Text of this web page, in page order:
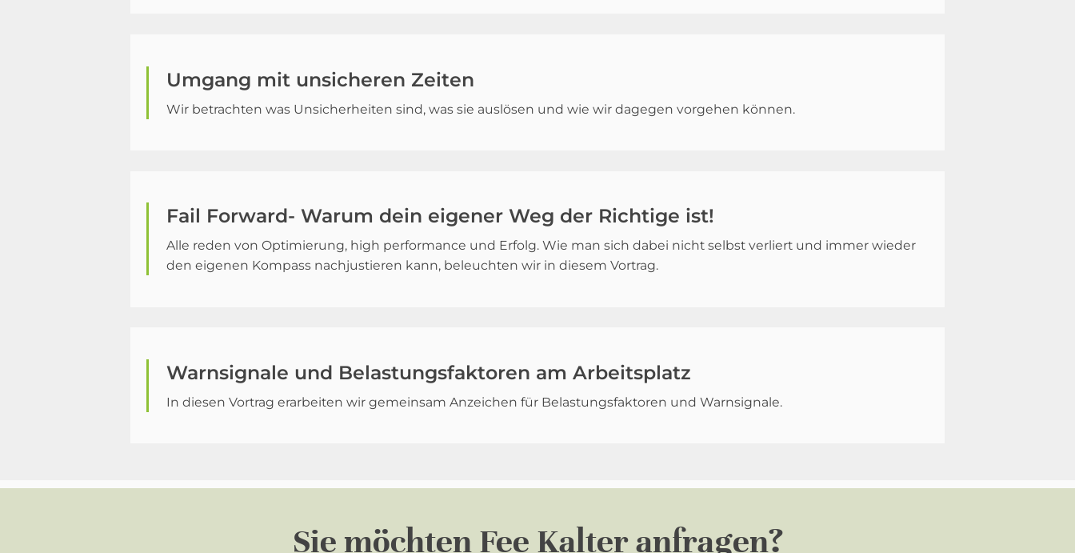
Umgang mit unsicheren Zeiten
Wir betrachten was Unsicherheiten sind, was sie auslösen und wie wir dagegen vorgehen können.
Fail Forward- Warum dein eigener Weg der Richtige ist!
Alle reden von Optimierung, high performance und Erfolg. Wie man sich dabei nicht selbst verliert und immer wieder
den eigenen Kompass nachjustieren kann, beleuchten wir in diesem Vortrag.
Warnsignale und Belastungsfaktoren am Arbeitsplatz
In diesen Vortrag erarbeiten wir gemeinsam Anzeichen für Belastungsfaktoren und Warnsignale.
Sie möchtenFee Kalter anfragen?